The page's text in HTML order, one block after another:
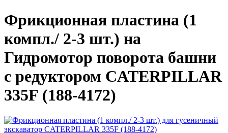
Фрикционная пластина (1
компл./ 2-3 шт.) на
Гидромотор поворота башни
с редуктором CATERPILLAR
335F (188-4172)